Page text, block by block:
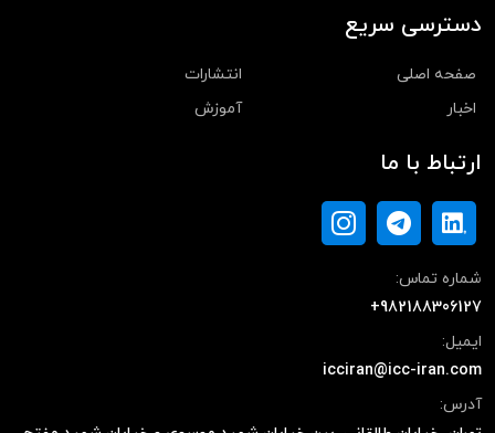
دسترسی سریع
صفحه اصلی
انتشارات
اخبار
آموزش
ارتباط با ما
شماره تماس:
+982188306127
ایمیل:
icciran@icc-iran.com
آدرس: